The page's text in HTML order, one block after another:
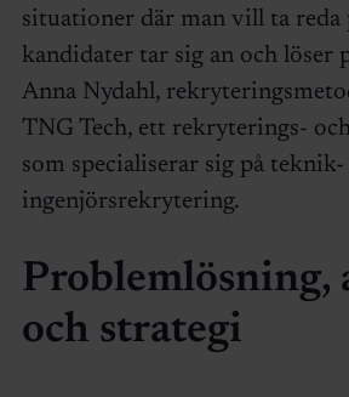
situationer där man vill ta reda
kandidater tar sig an och löser
Anna Nydahl,
TNG Tech, ett rekryterings-
som specialiserar sig på teknik-
ingenjörsrekrytering.
Problemlösning,
och strategi